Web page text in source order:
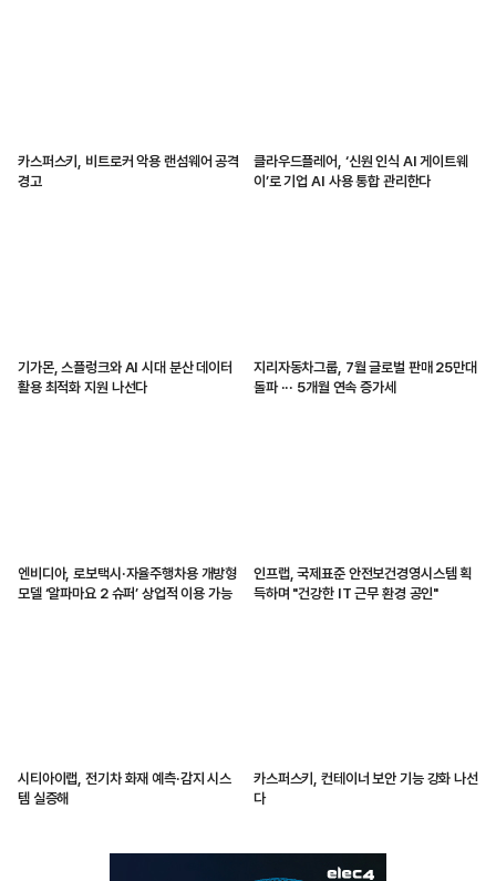
카스퍼스키, 비트로커 악용 랜섬웨어 공격
경고
클라우드플레어, ‘신원 인식 AI 게이트웨
이’로 기업 AI 사용 통합 관리한다
기가몬, 스플렁크와 AI 시대 분산 데이터
활용 최적화 지원 나선다
지리자동차그룹, 7월 글로벌 판매 25만대
돌파 ··· 5개월 연속 증가세
엔비디아, 로보택시·자율주행차용 개방형
모델 ‘알파마요 2 슈퍼’ 상업적 이용 가능
인프랩, 국제표준 안전보건경영시스템 획
득하며 "건강한 IT 근무 환경 공인"
시티아이랩, 전기차 화재 예측·감지 시스
템 실증해
카스퍼스키, 컨테이너 보안 기능 강화 나선
다